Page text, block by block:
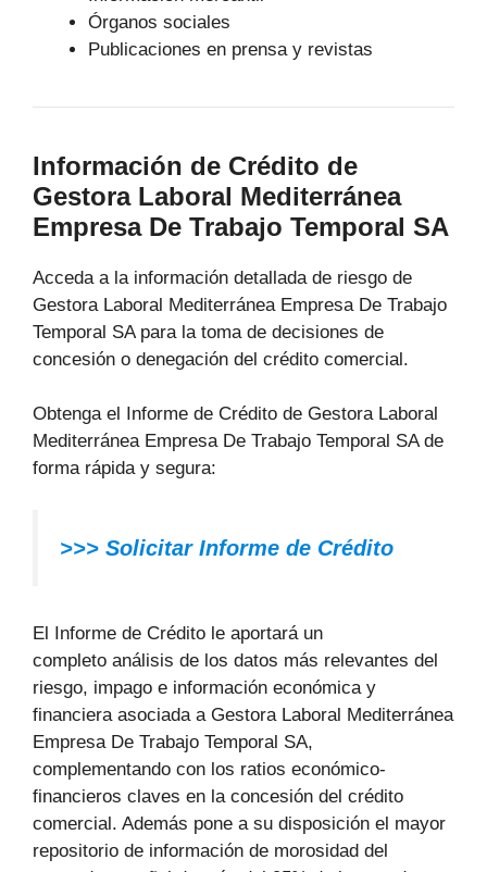
Órganos sociales
Publicaciones en prensa y revistas
Información de Crédito de
Gestora Laboral Mediterránea
Empresa De Trabajo Temporal SA
Acceda a la información detallada de riesgo de
Gestora Laboral Mediterránea Empresa De Trabajo
Temporal SA para la toma de decisiones de
concesión o denegación del crédito comercial.
Obtenga el Informe de Crédito de Gestora Laboral
Mediterránea Empresa De Trabajo Temporal SA de
forma rápida y segura:
>>> Solicitar Informe de Crédito
El Informe de Crédito le aportará un
completo análisis de los datos más relevantes del
riesgo, impago e información económica y
financiera asociada a Gestora Laboral Mediterránea
Empresa De Trabajo Temporal SA,
complementando con los ratios económico-
financieros claves en la concesión del crédito
comercial. Además pone a su disposición el mayor
repositorio de información de morosidad del